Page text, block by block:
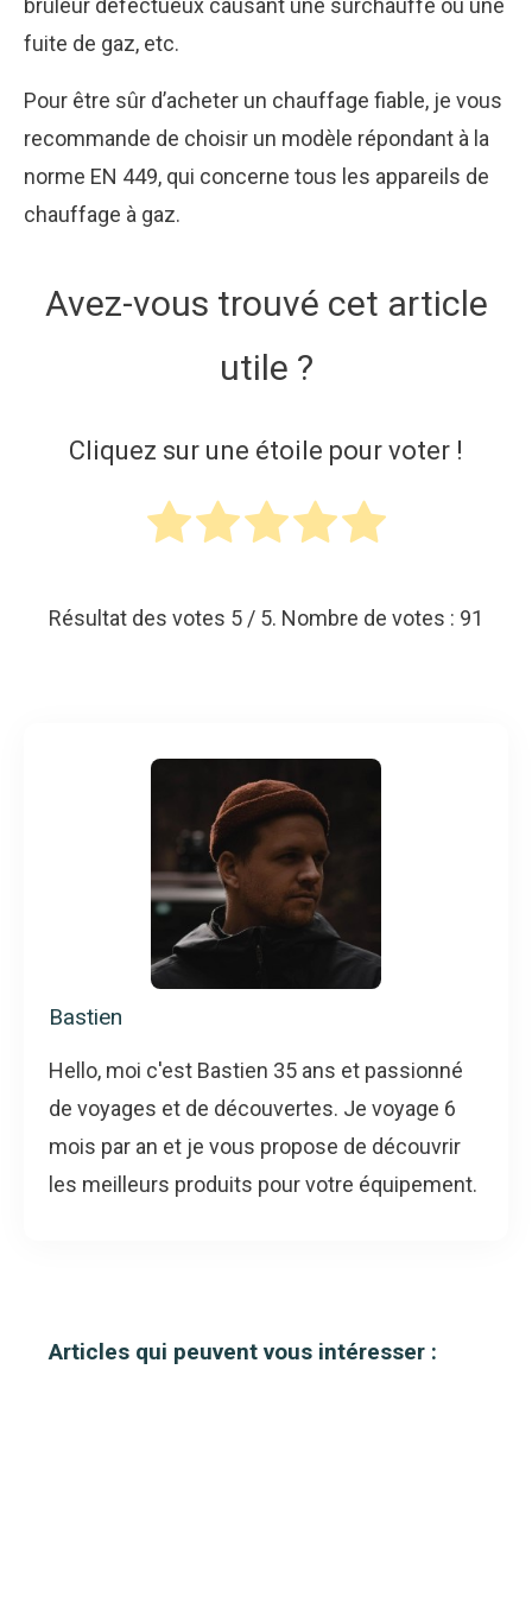
brûleur défectueux causant une surchauffe ou une
fuite de gaz, etc.
Pour être sûr d’acheter un chauffage fiable, je vous
recommande de choisir un modèle répondant à la
norme EN 449, qui concerne tous les appareils de
chauffage à gaz.
Avez-vous trouvé cet article
utile ?
Cliquez sur une étoile pour voter !
Résultat des votes 5 / 5. Nombre de votes : 91
Bastien
Hello, moi c'est Bastien 35 ans et passionné
de voyages et de découvertes. Je voyage 6
mois par an et je vous propose de découvrir
les meilleurs produits pour votre équipement.
Articles qui peuvent vous intéresser :